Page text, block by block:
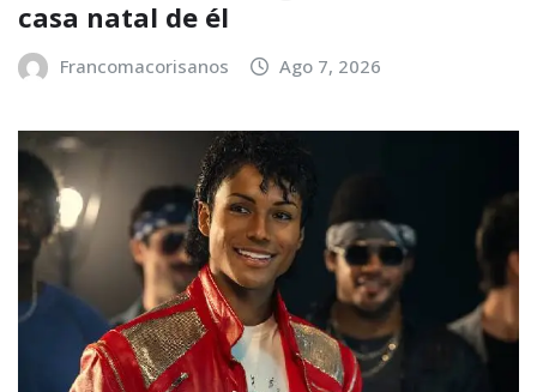
casa natal de él
Francomacorisanos Ago 7, 2026